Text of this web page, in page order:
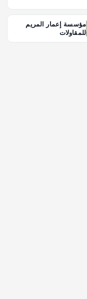
مؤسسة إعمار المريم
للمقاولات